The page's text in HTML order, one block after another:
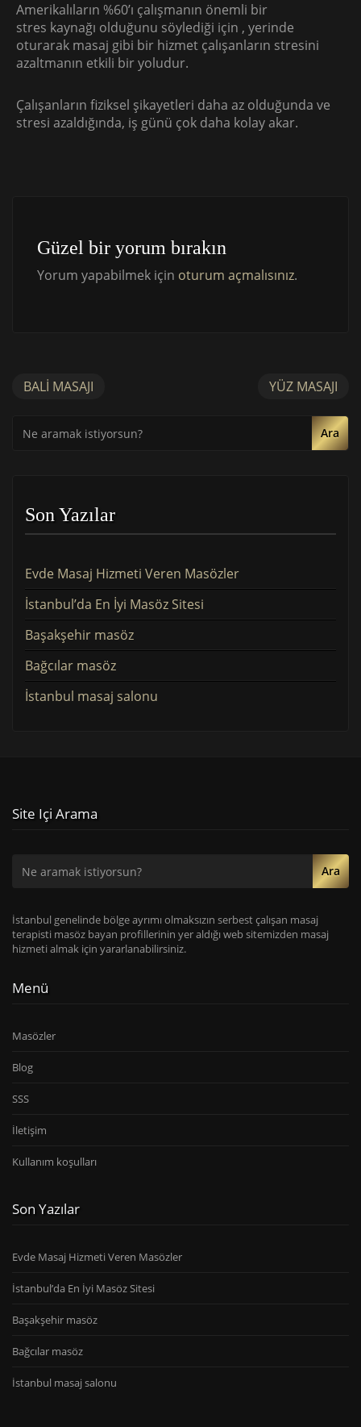
Amerikalıların %60’ı çalışmanın önemli bir
stres kaynağı olduğunu söylediği için , yerinde
oturarak masaj gibi bir hizmet çalışanların stresini
azaltmanın etkili bir yoludur.
Çalışanların fiziksel şikayetleri daha az olduğunda ve
stresi azaldığında, iş günü çok daha kolay akar.
Güzel bir yorum bırakın
Yorum yapabilmek için oturum açmalısınız.
BALI MASAJI YÜZ MASAJI
Ara
Son Yazılar
Evde Masaj Hizmeti Veren Masözler
İstanbul’da En İyi Masöz Sitesi
Başakşehir masöz
Bağcılar masöz
İstanbul masaj salonu
Site Içi Arama
Ara
İstanbul genelinde bölge ayrımı olmaksızın serbest çalışan masaj
terapisti masöz bayan profillerinin yer aldığı web sitemizden masaj
hizmeti almak için yararlanabilirsiniz.
Menü
Masözler
Blog
SSS
İletişim
Kullanım koşulları
Son Yazılar
Evde Masaj Hizmeti Veren Masözler
İstanbul’da En İyi Masöz Sitesi
Başakşehir masöz
Bağcılar masöz
İstanbul masaj salonu